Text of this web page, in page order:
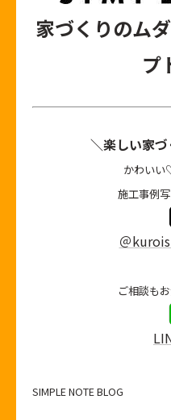
家づくりのム
プ
＼楽しい家
かわいい
施工事例
＠
ご相談も
SIMPLE NOTE BLOG